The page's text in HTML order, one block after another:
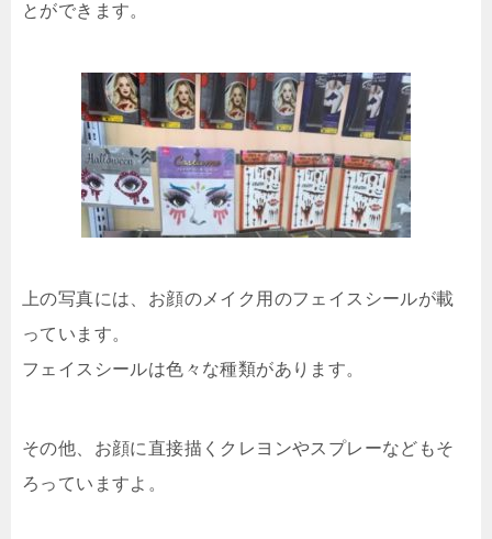
とができます。
上の写真には、お顔のメイク用のフェイスシールが載
っています。
フェイスシールは色々な種類があります。
その他、お顔に直接描くクレヨンやスプレーなどもそ
ろっていますよ。